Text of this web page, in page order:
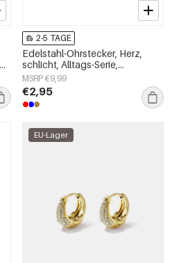
2-5 TAGE
Edelstahl-Ohrstecker, Herz,
schlicht, Alltags-Serie,
Damenschmuck
MSRP €9,99
€2,95
EU-Lager